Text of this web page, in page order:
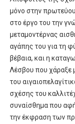
μόνο στην
στο έργο του την
μεταμοντέρνας
αγάπης του για τη
βέβαια, και η
Λέσβου που χάραξε
του
σχέσης του
συναίσθημα που
την έκφραση των